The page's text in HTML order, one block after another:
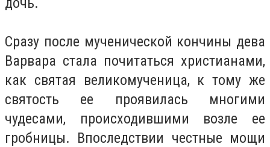
Сразу после мученической кончины дева
Варвара стала почитаться христианами,
как святая великомученица, к тому же
святость ее проявилась многими
чудесами, происходившими возле ее
гробницы. Впоследствии честные мощи